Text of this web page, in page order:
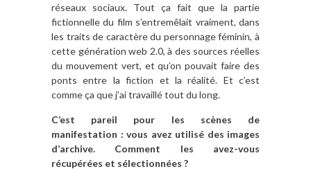
réseaux sociaux. Tout ça fait que la partie
fictionnelle du film s’entremêlait vraiment, dans
les traits de caractère du personnage féminin, à
cette génération web 2.0, à des sources réelles
du mouvement vert, et qu’on pouvait faire des
ponts entre la fiction et la réalité. Et c’est
comme ça que j’ai travaillé tout du long.
C’est pareil pour les scènes de
manifestation : vous avez utilisé des images
d’archive. Comment les avez-vous
récupérées et sélectionnées ?